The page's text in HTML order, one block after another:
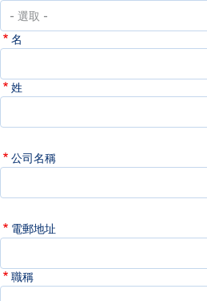
名
姓
公司名稱
電郵地址
職稱